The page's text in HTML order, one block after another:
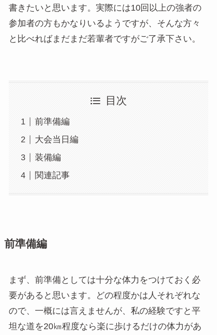
書きたいと思います。実際には10回以上の強者の
参加者の方もかなりいるようですが、そんな方々
と比べればまだまだ若輩者ですがご了承下さい。
目次
前準備編
大会当日編
装備編
関連記事
前準備編
まず、前準備としては十分な体力をつけておく必
要があると思います。どの程度かは人それぞれな
ので、一概には言えませんが、私の経験ですと平
坦な道を20㎞程度なら楽に歩けるだけの体力があ